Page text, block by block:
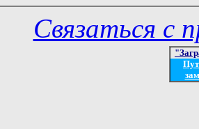
Связаться с